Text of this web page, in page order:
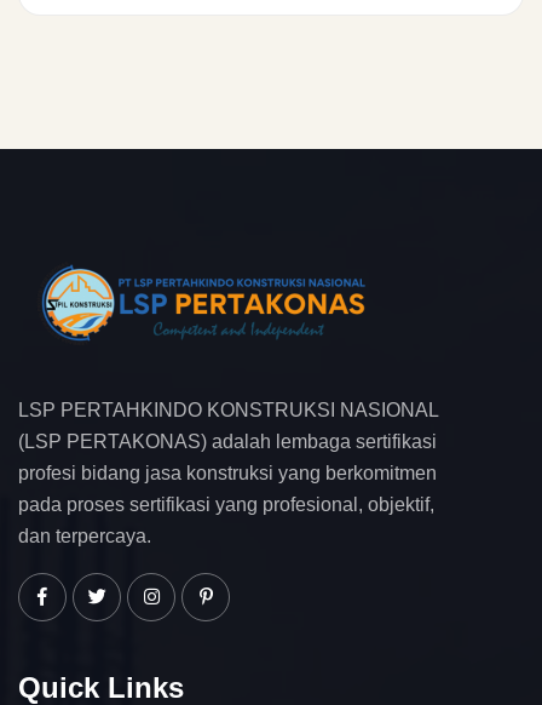
LSP PERTAHKINDO KONSTRUKSI NASIONAL
(LSP PERTAKONAS) adalah lembaga sertifikasi
profesi bidang jasa konstruksi yang berkomitmen
pada proses sertifikasi yang profesional, objektif,
dan terpercaya.
Quick Links